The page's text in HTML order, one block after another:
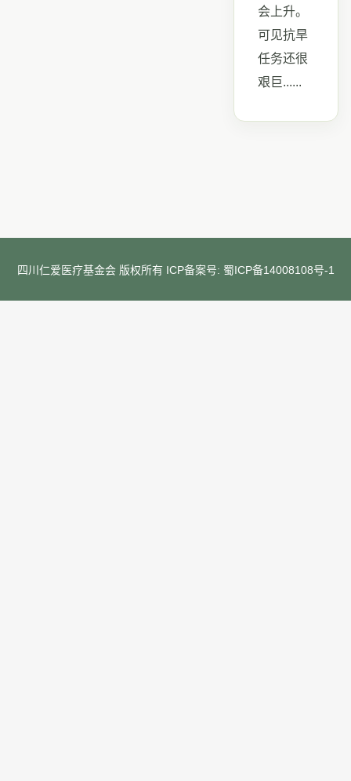
会上升。
可见抗旱
任务还很
艰巨......
四川仁爱医疗基金会 版权所有 ICP备案号: 蜀ICP备14008108号-1